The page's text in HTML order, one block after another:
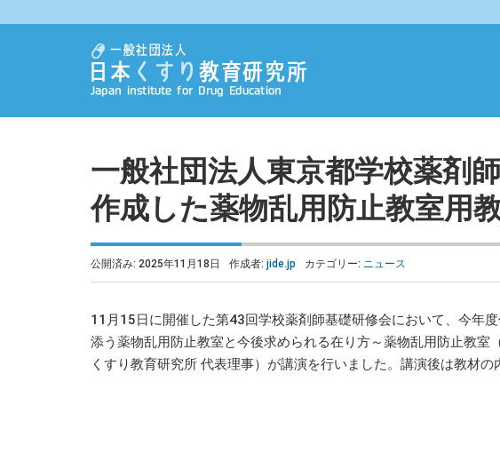
一般社団法人東京都学校薬剤
作成した薬物乱用防止教室用
公開済み: 2025年11月18日 作成者: jide.jp カテゴリー: ニュース
11月15日に開催した第43回学校薬剤師基礎研修会において、今年
添う薬物乱用防止教室と今後求められる在り方～薬物乱用防止教
くすり教育研究所 代表理事）が講演を行いました。講演後は教材の